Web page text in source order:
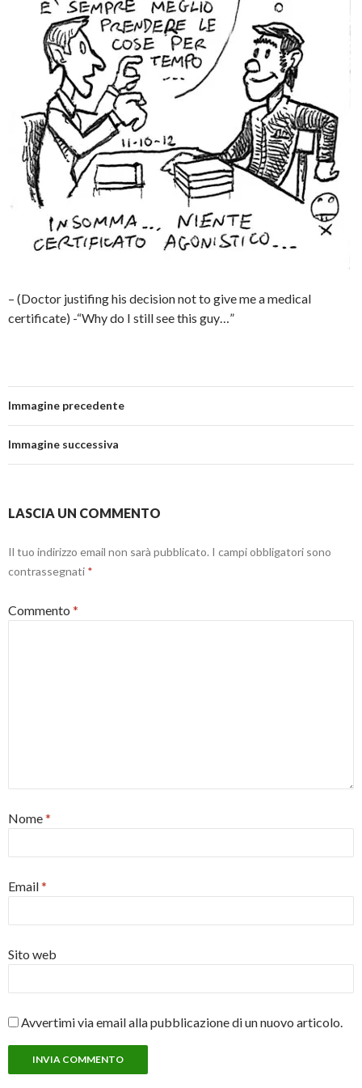
– (Doctor justifing his decision not to give me a medical
certificate) -“Why do I still see this guy…”
Immagine precedente
Immagine successiva
LASCIA UN COMMENTO
Il tuo indirizzo email non sarà pubblicato. I campi obbligatori sono
contrassegnati *
Commento *
Nome*
Email*
Sito web
Avvertimi via email alla pubblicazione di un nuovo articolo.